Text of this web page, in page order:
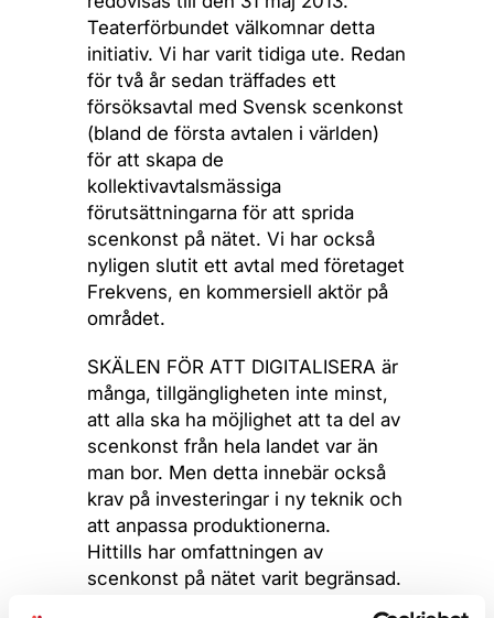
Teaterförbundet välkomnar detta
initiativ. Vi har varit tidiga ute. Redan
för två år sedan träffades ett
försöksavtal med Svensk scenkonst
(bland de första avtalen i världen)
för att skapa de
kollektivavtalsmässiga
förutsättningarna för att sprida
scenkonst på nätet. Vi har också
nyligen slutit ett avtal med företaget
Frekvens, en kommersiell aktör på
området.
SKÄLEN FÖR ATT DIGITALISERA är
många, tillgängligheten inte minst,
att alla ska ha möjlighet att ta del av
scenkonst från hela landet var än
man bor. Men detta innebär också
krav på investeringar i ny teknik och
att anpassa produktionerna.
Hittills har omfattningen av
scenkonst på nätet varit begränsad.